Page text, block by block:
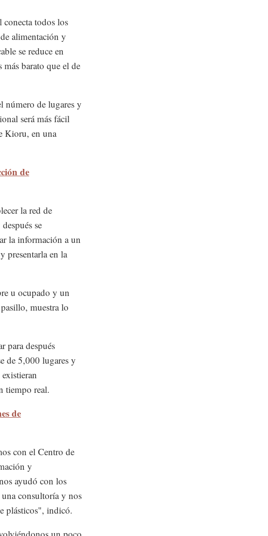
conecta todos los
alimentación y
se reduce en
barato que el de
número de lugares y
será más fácil
Kioru, en una
de
la red de
se
la información a un
presentarla en la
u ocupado y un
muestra lo
para después
de 5,000 lugares y
tiempo real.
de
con el Centro de
y
ayudó con los
consultoría y nos
plásticos", indicó.